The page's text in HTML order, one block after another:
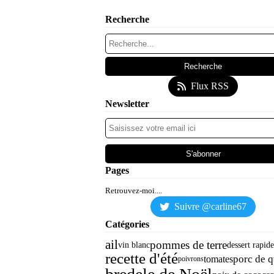
Recherche
Flux RSS
Newsletter
Pages
Retrouvez-moi....
Suivre @carline67
Catégories
ailvin blancpommes de terredessert rapide
recette d'étépoivronstomatesporc de